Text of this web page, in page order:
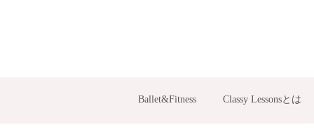
Ballet&Fitness Classy Lessonsとは